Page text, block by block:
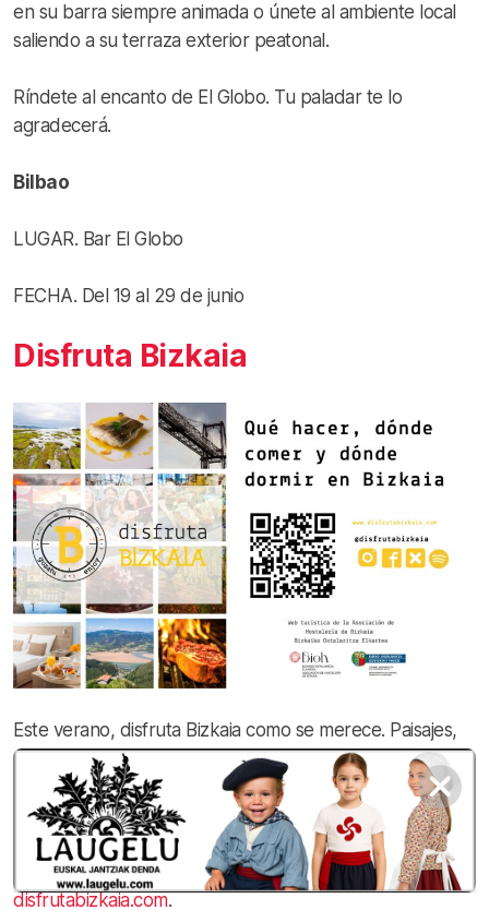
en su barra siempre animada o únete al ambiente local
saliendo a su terraza exterior peatonal.
Ríndete al encanto de El Globo. Tu paladar te lo
agradecerá.
Bilbao
LUGAR. Bar El Globo
FECHA. Del 19 al 29 de junio
Disfruta Bizkaia
Este verano, disfruta Bizkaia como se merece. Paisajes,
planes, restaurantes, dónde dormir, ruta de pintxos…
todo sin irte lejos, porque lo mejor está aquí. ¡Descubre
Bizkaia y saborea su gastronomía!
Lo encontrarás todo en la web turística
disfrutabizkaia.com.